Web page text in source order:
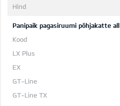
Panipaik pagasiruumi põhjakatte all